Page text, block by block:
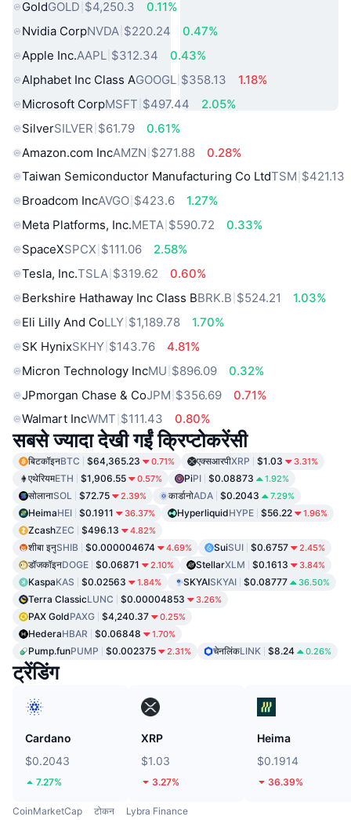
GoldGOLD $4,250.3
0.11%
Nvidia CorpNVDA $220.24
0.47%
Apple Inc.AAPL $312.34
0.43%
Alphabet Inc Class AGOOGL $358.13
1.18%
Microsoft CorpMSFT $497.44
2.05%
SilverSILVER $61.79
0.61%
Amazon.com IncAMZN $271.88
0.28%
Taiwan Semiconductor Manufacturing Co LtdTSM $421.13
Broadcom IncAVGO $423.6
1.27%
Meta Platforms, Inc.META $590.72
0.33%
SpaceXSPCX $111.06
2.58%
Tesla, Inc.TSLA $319.62
0.60%
Berkshire Hathaway Inc Class BBRK.B $524.21
1.03%
Eli Lilly And CoLLY $1,189.78
1.70%
SK HynixSKHY $143.76
4.81%
Micron Technology IncMU $896.09
0.32%
JPmorgan Chase & CoJPM $356.69
0.71%
Walmart IncWMT $111.43 0.80%
सबसे ज्यादा देखी गईं क्रिप्टोकरेंसी
बिटकॉइनBTC $64,365.23 0.71% एक्सआरपीXRP $1.03 3.31%
एथेरियमETH $1,906.55 0.57% PiPI $0.08873 1.92%
सोलानाSOL $72.75 2.39% कार्डानोADA $0.2043 7.29%
HeimaHEI $0.1911 36.37% HyperliquidHYPE $56.22 1.96%
ZcashZEC $496.13 4.82%
शीबा इनुSHIB $0.000004674 4.69% SuiSUI $0.6757 2.45%
डॉजकॉइनDOGE $0.06871 2.10% StellarXLM $0.1613 3.84%
KaspaKAS $0.02563 1.84% SKYAISKYAI $0.08777 36.50%
Terra ClassicLUNC $0.00004853 3.26%
PAX GoldPAXG $4,240.37 0.25%
HederaHBAR $0.06848 1.70%
Pump.funPUMP $0.002375 2.31% चेनलिंकLINK $8.24 0.26%
ट्रेंडिंग
Cardano
$0.2043
7.27%
XRP
$1.03
3.27%
Heima
$0.1914
36.39%
CoinMarketCap टोकन Lybra Finance